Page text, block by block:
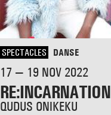
SPECTACLES DANSE
17 — 19 NOV 2022
RE:INCARNATION
QUDUS ONIKEKU